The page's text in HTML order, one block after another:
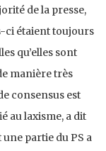
de la presse,
ci étaient toujours
qu’elles sont
manière très
consensus est
au laxisme, a dit
partie du PS a